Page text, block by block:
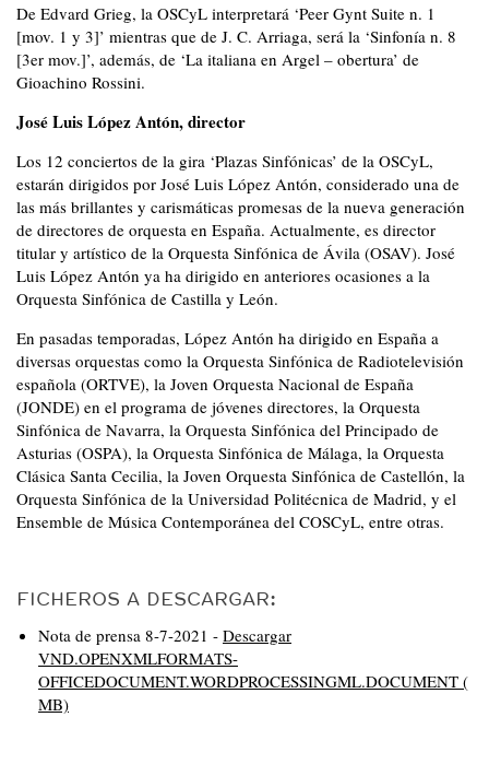
De Edvard Grieg, la OSCyL interpretará ‘Peer Gynt Suite n. 1
[mov. 1 y 3]’ mientras que de J. C. Arriaga, será la ‘Sinfonía n. 8
[3er mov.]’, además, de ‘La italiana en Argel – obertura’ de
Gioachino Rossini.
José Luis López Antón, director
Los 12 conciertos de la gira ‘Plazas Sinfónicas’ de la OSCyL,
estarán dirigidos por José Luis López Antón, considerado una de
las más brillantes y carismáticas promesas de la nueva generación
de directores de orquesta en España. Actualmente, es director
titular y artístico de la Orquesta Sinfónica de Ávila (OSAV). José
Luis López Antón ya ha dirigido en anteriores ocasiones a la
Orquesta Sinfónica de Castilla y León.
En pasadas temporadas, López Antón ha dirigido en España a
diversas orquestas como la Orquesta Sinfónica de Radiotelevisión
española (ORTVE), la Joven Orquesta Nacional de España
(JONDE) en el programa de jóvenes directores, la Orquesta
Sinfónica de Navarra, la Orquesta Sinfónica del Principado de
Asturias (OSPA), la Orquesta Sinfónica de Málaga, la Orquesta
Clásica Santa Cecilia, la Joven Orquesta Sinfónica de Castellón, la
Orquesta Sinfónica de la Universidad Politécnica de Madrid, y el
Ensemble de Música Contemporánea del COSCyL, entre otras.
FICHEROS A DESCARGAR:
Nota de prensa 8-7-2021 - Descargar
VND.OPENXMLFORMATS-
OFFICEDOCUMENT.WORDPROCESSINGML.DOCUMENT (
MB)